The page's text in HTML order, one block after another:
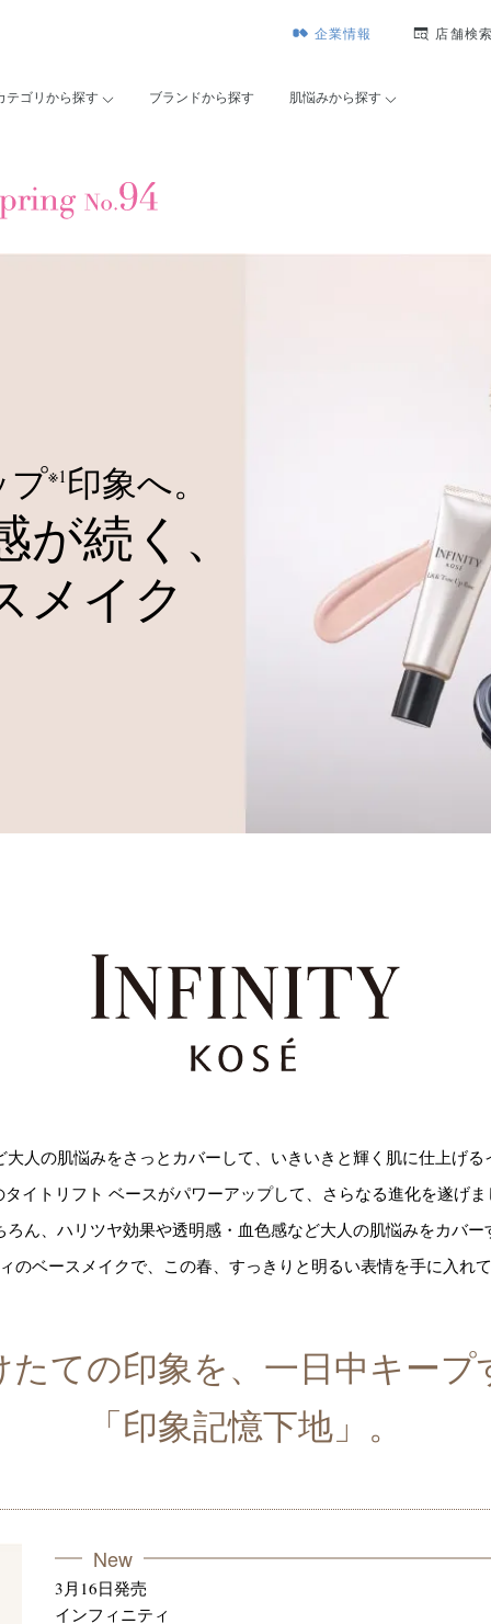
企業情報 店舗検索
テゴリから探す ブランドから探す 肌悩みから探す
プ※1印象へ。
続く、
メイク
人の肌悩みをさっとカバーして、いきいきと輝く肌に仕上げる
イトリフト ベースがパワーアップして、
さらなる進化を遂げま
ん、 ハリツヤ効果や透明感・血色感など大人の肌悩みをカバー
のベースメイクで、 この春、すっきりと明るい表情を手に入れて
たての印象を、一日中キープ
「印象記憶下地」。
New
3月16日発売
インフィニティ